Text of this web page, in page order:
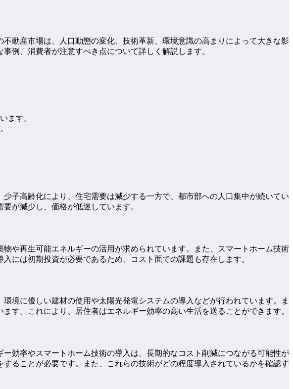
動産市場は、人口動態の変化、技術革新、環境意識の高まりによって大きな影
例、消費者が注意すべき点について詳しく解説します。
ます。
子高齢化により、住宅需要は減少する一方で、都市部への人口集中が続いてい
が減少し、価格が低迷しています。
や再生可能エネルギーの活用が求められています。また、スマートホーム技術
には初期投資が必要であるため、コスト面での課題も存在します。
境に優しい建材の使用や太陽光発電システムの導入などが行われています。ま
す。これにより、居住者はエネルギー効率の高い生活を送ることができます。
効率やスマートホーム技術の導入は、長期的なコスト削減につながる可能性が
ることが必要です。また、これらの技術がどの程度導入されているかを確認す